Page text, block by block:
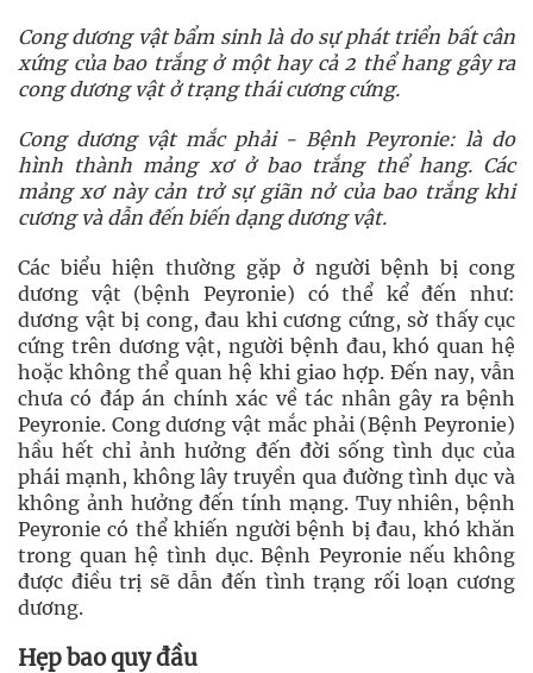
Cong dương vật bẩm sinh là do sự phát triển bất cân
xứng của bao trắng ở một hay cả 2 thể hang gây ra
cong dương vật ở trạng thái cương cứng.
Cong dương vật mắc phải - Bệnh Peyronie: là do
hình thành mảng xơ ở bao trắng thể hang. Các
mảng xơ này cản trở sự giãn nở của bao trắng khi
cương và dẫn đến biến dạng dương vật.
Các biểu hiện thường gặp ở người bệnh bị cong
dương vật (bệnh Peyronie) có thể kể đến như:
dương vật bị cong, đau khi cương cứng, sờ thấy cục
cứng trên dương vật, người bệnh đau, khó quan hệ
hoặc không thể quan hệ khi giao hợp. Đến nay, vẫn
chưa có đáp án chính xác về tác nhân gây ra bệnh
Peyronie. Cong dương vật mắc phải (Bệnh Peyronie)
hầu hết chỉ ảnh hưởng đến đời sống tình dục của
phái mạnh, không lây truyền qua đường tình dục và
không ảnh hưởng đến tính mạng. Tuy nhiên, bệnh
Peyronie có thể khiến người bệnh bị đau, khó khăn
trong quan hệ tình dục. Bệnh Peyronie nếu không
được điều trị sẽ dẫn đến tình trạng rối loạn cương
dương.
Hẹp bao quy đầu